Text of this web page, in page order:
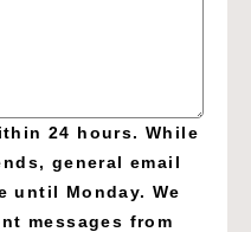
24 hours. While
general email
until Monday. We
messages from